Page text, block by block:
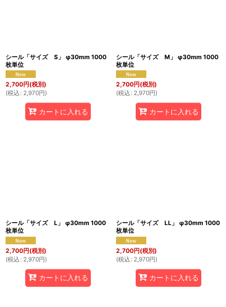
シール「サイズ S」 φ30mm 1000
枚単位
2,700円(税別)
(税込 : 2,970円)
カートに入れる
シール「サイズ M」 φ30mm 1000
枚単位
2,700円(税別)
(税込 : 2,970円)
カートに入れる
シール「サイズ L」 φ30mm 1000
枚単位
2,700円(税別)
(税込 : 2,970円)
カートに入れる
シール「サイズ LL」 φ30mm 1000
枚単位
2,700円(税別)
(税込 : 2,970円)
カートに入れる